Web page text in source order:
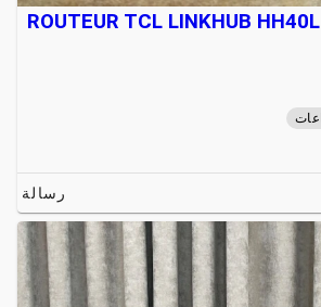
ROUTEUR TCL LINKHUB
رسالة